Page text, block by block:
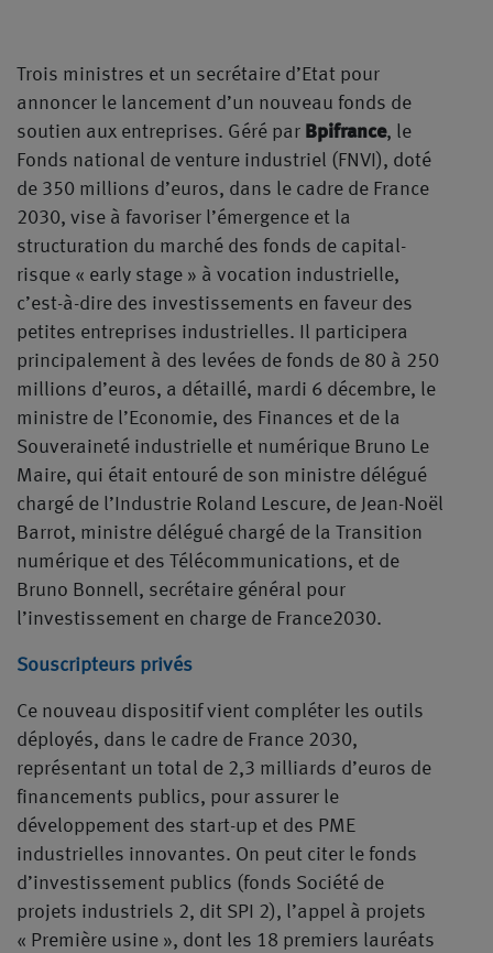
Trois ministres et un secrétaire d’Etat pour
annoncer le lancement d’un nouveau fonds de
soutien aux entreprises. Géré par Bpifrance, le
Fonds national de venture industriel (FNVI), doté
de 350 millions d’euros, dans le cadre de France
2030, vise à favoriser l’émergence et la
structuration du marché des fonds de capital-
risque « early stage » à vocation industrielle,
c’est-à-dire des investissements en faveur des
petites entreprises industrielles. Il participera
principalement à des levées de fonds de 80 à 250
millions d’euros, a détaillé, mardi 6 décembre, le
ministre de l’Economie, des Finances et de la
Souveraineté industrielle et numérique Bruno Le
Maire, qui était entouré de son ministre délégué
chargé de l’Industrie Roland Lescure, de Jean-Noël
Barrot, ministre délégué chargé de la Transition
numérique et des Télécommunications, et de
Bruno Bonnell, secrétaire général pour
l’investissement en charge de France2030.
Souscripteurs privés
Ce nouveau dispositif vient compléter les outils
déployés, dans le cadre de France 2030,
représentant un total de 2,3 milliards d’euros de
financements publics, pour assurer le
développement des start-up et des PME
industrielles innovantes. On peut citer le fonds
d’investissement publics (fonds Société de
projets industriels 2, dit SPI 2), l’appel à projets
« Première usine », dont les 18 premiers lauréats